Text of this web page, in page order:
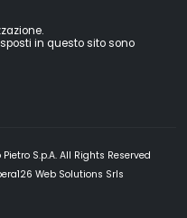
in questo sito sono
S.p.A. All Rights Reserved
Web Solutions Srls